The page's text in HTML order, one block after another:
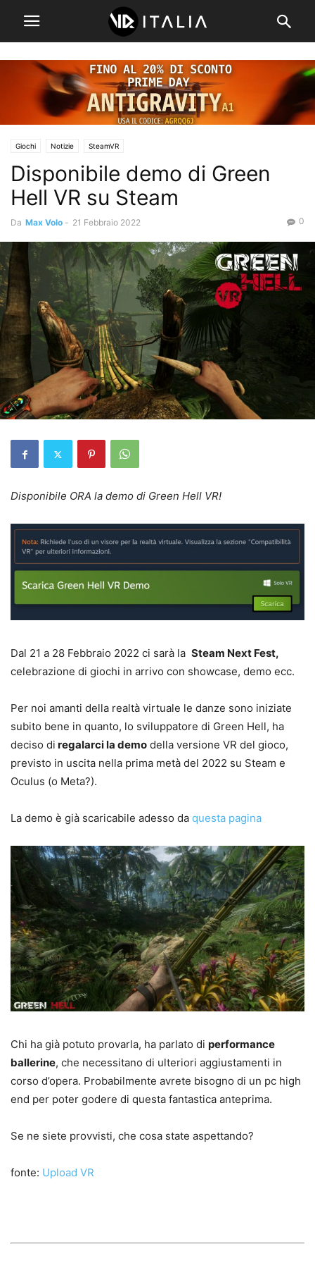
Giochi Notizie SteamVR
Disponibile demo di Green
Hell VR su Steam
Da Max Volo - 21 Febbraio 2022 0
Disponibile ORA la demo di Green Hell VR!
Dal 21 a 28 Febbraio 2022 ci sarà la Steam Next Fest,
celebrazione di giochi in arrivo con showcase, demo ecc.
Per noi amanti della realtà virtuale le danze sono iniziate
subito bene in quanto, lo sviluppatore di Green Hell, ha
deciso di regalarci la demo della versione VR del gioco,
previsto in uscita nella prima metà del 2022 su Steam e
Oculus (o Meta?).
La demo è già scaricabile adesso da questa pagina
Chi ha già potuto provarla, ha parlato di performance
ballerine, che necessitano di ulteriori aggiustamenti in
corso d’opera. Probabilmente avrete bisogno di un pc high
end per poter godere di questa fantastica anteprima.
Se ne siete provvisti, che cosa state aspettando?
fonte: Upload VR